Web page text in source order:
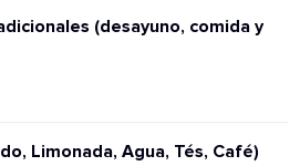
(desayuno, comida y
Limonada, Agua, Tés, Café)